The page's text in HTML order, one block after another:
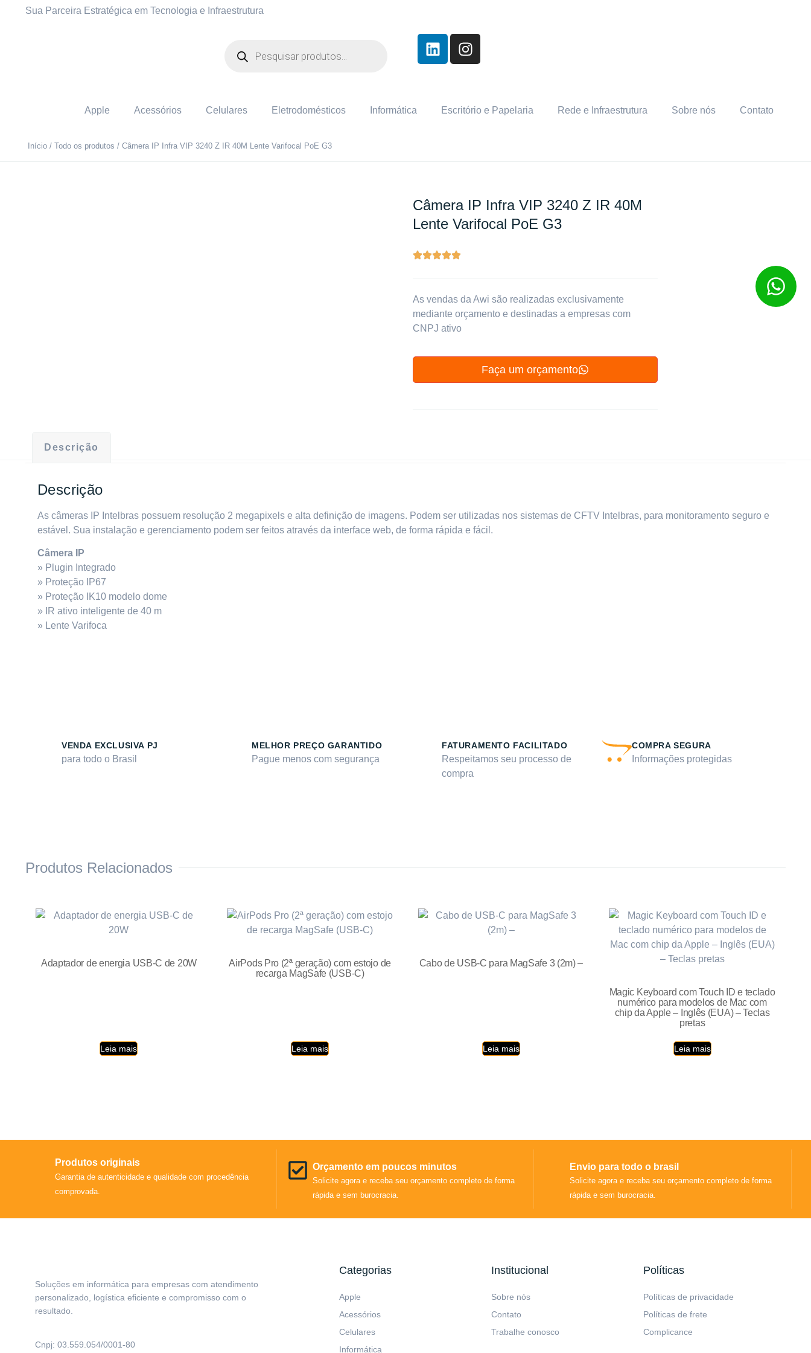
Sua Parceira Estratégica em Tecnologia e Infraestrutura
Apple Acessórios Celulares Eletrodomésticos Informática Escritório e Papelaria Rede e Infraestrutura Sobre nós Contato
Início / Todo os produtos / Câmera IP Infra VIP 3240 Z IR 40M Lente Varifocal PoE G3
Câmera IP Infra VIP 3240 Z IR 40M
Lente Varifocal PoE G3
As vendas da Awi são realizadas exclusivamente
mediante orçamento e destinadas a empresas com
CNPJ ativo
Faça um orçamento
Descrição
Descrição
As câmeras IP Intelbras possuem resolução 2 megapixels e alta definição de imagens. Podem ser utilizadas nos sistemas de CFTV Intelbras, para monitoramento seguro e
estável. Sua instalação e gerenciamento podem ser feitos através da interface web, de forma rápida e fácil.
Câmera IP
» Plugin Integrado
» Proteção IP67
» Proteção IK10 modelo dome
» IR ativo inteligente de 40 m
» Lente Varifoca
VENDA EXCLUSIVA PJ
para todo o Brasil
MELHOR PREÇO GARANTIDO
Pague menos com segurança
FATURAMENTO FACILITADO
Respeitamos seu processo de
compra
COMPRA SEGURA
Informações protegidas
Produtos Relacionados
Adaptador de energia USB-C de 20W
Leia mais
AirPods Pro (2ª geração) com estojo de
recarga MagSafe (USB‑C)
Leia mais
Cabo de USB-C para MagSafe 3 (2m) –
Leia mais
Magic Keyboard com Touch ID e teclado
numérico para modelos de Mac com
chip da Apple – Inglês (EUA) – Teclas
pretas
Leia mais
Produtos originais
Garantia de autenticidade e qualidade com procedência
comprovada.
Orçamento em poucos minutos
Solicite agora e receba seu orçamento completo de forma
rápida e sem burocracia.
Envio para todo o brasil
Solicite agora e receba seu orçamento completo de forma
rápida e sem burocracia.
Soluções em informática para empresas com atendimento
personalizado, logística eficiente e compromisso com o
resultado.
Cnpj: 03.559.054/0001-80
Categorias
Apple
Acessórios
Celulares
Informática
Institucional
Sobre nós
Contato
Trabalhe conosco
Políticas
Políticas de privacidade
Políticas de frete
Complicance